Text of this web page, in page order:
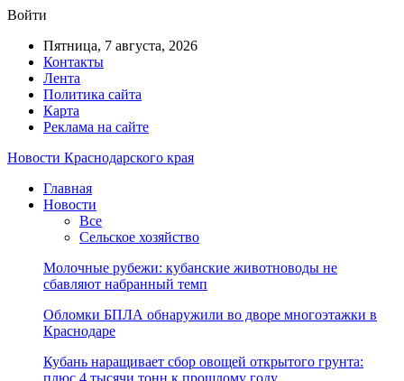
Войти
Пятница, 7 августа, 2026
Контакты
Лента
Политика сайта
Карта
Реклама на сайте
Новости Краснодарского края
Главная
Новости
Все
Сельское хозяйство
Молочные рубежи: кубанские животноводы не
сбавляют набранный темп
Обломки БПЛА обнаружили во дворе многоэтажки в
Краснодаре
Кубань наращивает сбор овощей открытого грунта:
плюс 4 тысячи тонн к прошлому году